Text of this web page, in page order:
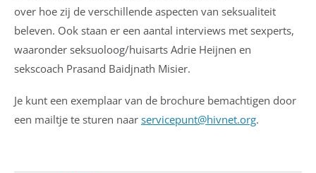
over hoe zij de verschillende aspecten van seksualiteit
beleven. Ook staan er een aantal interviews met sexperts,
waaronder seksuoloog/huisarts Adrie Heijnen en
sekscoach Prasand Baidjnath Misier.
Je kunt een exemplaar van de brochure bemachtigen door
een mailtje te sturen naar servicepunt@hivnet.org.